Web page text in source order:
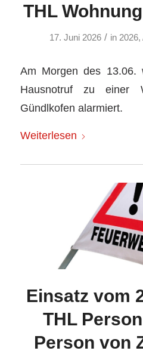
THL
17. Juni 2026 / in 2026,
Am Morgen des 13.06.
Hausnotruf zu einer
Gündlkofen alarmiert.
Weiterlesen
Einsatz vom
THL
Person von